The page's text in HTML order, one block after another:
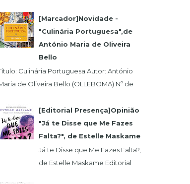
[Marcador]Novidade -
"Culinária Portuguesa",de
António Maria de Oliveira
Bello
Culinária Portuguesa Autor: António
de Oliveira Bello (OLLEBOMA) Nº de
[Editorial Presença]Opinião
"Já te Disse que Me Fazes
Falta?", de Estelle Maskame
Já te Disse que Me Fazes Falta?,
de Estelle Maskame Editorial